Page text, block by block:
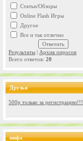
Статьи/Обзоры
Online Flash Игры
Другое
Все и так отлично
Результаты | Архив опросов
Всего ответов: 20
Друзья
500р только за регистрацию!!!
инфа